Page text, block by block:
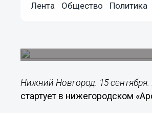
Лента Общество Политика
Цикл концертов-
Нижний Новгород. 15 сентября.
стартует в нижегородском